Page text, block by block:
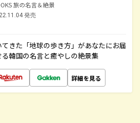
旅の名言＆絶景
発売
きた「地球の歩き方」があなたにお届
韓国の名言と癒やしの絶景集
詳細を見る